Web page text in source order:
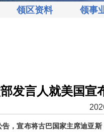
领区资料 领事
发言人就美国宣
，宣布将古巴国家主席迪亚